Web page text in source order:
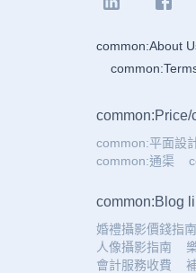
common:About
common:Price/
common:平面設
common:通渠
common:Blog
婚禮攝影價錢指南
人像攝影指南
會計服務收費